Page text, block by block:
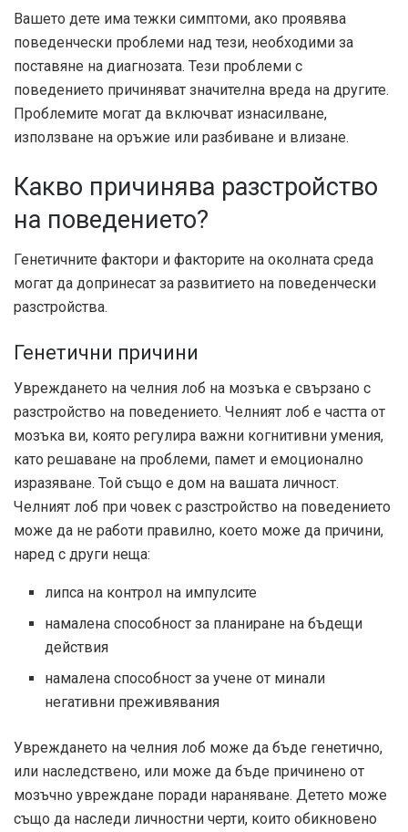
Вашето дете има тежки симптоми, ако проявява
поведенчески проблеми над тези, необходими за
поставяне на диагнозата. Тези проблеми с
поведението причиняват значителна вреда на другите.
Проблемите могат да включват изнасилване,
използване на оръжие или разбиване и влизане.
Какво причинява разстройство
на поведението?
Генетичните фактори и факторите на околната среда
могат да допринесат за развитието на поведенчески
разстройства.
Генетични причини
Увреждането на челния лоб на мозъка е свързано с
разстройство на поведението. Челният лоб е частта от
мозъка ви, която регулира важни когнитивни умения,
като решаване на проблеми, памет и емоционално
изразяване. Той също е дом на вашата личност.
Челният лоб при човек с разстройство на поведението
може да не работи правилно, което може да причини,
наред с други неща:
липса на контрол на импулсите
намалена способност за планиране на бъдещи
действия
намалена способност за учене от минали
негативни преживявания
Увреждането на челния лоб може да бъде генетично,
или наследствено, или може да бъде причинено от
мозъчно увреждане поради нараняване. Детето може
също да наследи личностни черти, които обикновено